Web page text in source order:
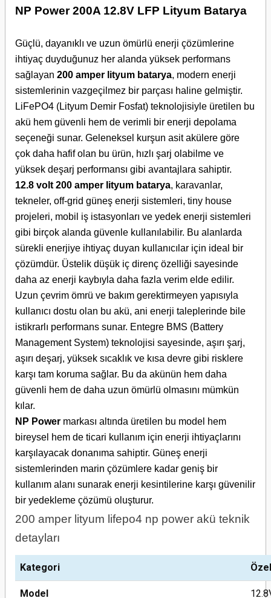
NP Power 200A 12.8V LFP Lityum Batarya
Güçlü, dayanıklı ve uzun ömürlü enerji çözümlerine
ihtiyaç duyduğunuz her alanda yüksek performans
sağlayan 200 amper lityum batarya, modern enerji
sistemlerinin vazgeçilmez bir parçası haline gelmiştir.
LiFePO4 (Lityum Demir Fosfat) teknolojisiyle üretilen bu
akü hem güvenli hem de verimli bir enerji depolama
seçeneği sunar. Geleneksel kurşun asit akülere göre
çok daha hafif olan bu ürün, hızlı şarj olabilme ve
yüksek deşarj performansı gibi avantajlara sahiptir.
12.8 volt 200 amper lityum batarya, karavanlar,
tekneler, off-grid güneş enerji sistemleri, tiny house
projeleri, mobil iş istasyonları ve yedek enerji sistemleri
gibi birçok alanda güvenle kullanılabilir. Bu alanlarda
sürekli enerjiye ihtiyaç duyan kullanıcılar için ideal bir
çözümdür. Üstelik düşük iç direnç özelliği sayesinde
daha az enerji kaybıyla daha fazla verim elde edilir.
Uzun çevrim ömrü ve bakım gerektirmeyen yapısıyla
kullanıcı dostu olan bu akü, ani enerji taleplerinde bile
istikrarlı performans sunar. Entegre BMS (Battery
Management System) teknolojisi sayesinde, aşırı şarj,
aşırı deşarj, yüksek sıcaklık ve kısa devre gibi risklere
karşı tam koruma sağlar. Bu da akünün hem daha
güvenli hem de daha uzun ömürlü olmasını mümkün
kılar.
NP Power markası altında üretilen bu model hem
bireysel hem de ticari kullanım için enerji ihtiyaçlarını
karşılayacak donanıma sahiptir. Güneş enerji
sistemlerinden marin çözümlere kadar geniş bir
kullanım alanı sunarak enerji kesintilerine karşı güvenilir
bir yedekleme çözümü oluşturur.
200 amper lityum lifepo4 np power akü teknik
detayları
Kategori
Model